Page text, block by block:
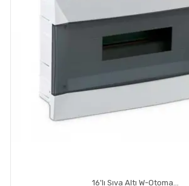
16'lı Sıva Altı W-Otomat Kutusu